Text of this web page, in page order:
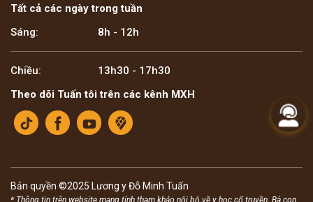
Tất cả các ngày trong tuần
Sáng:
8h - 12h
Chiều:
13h30 - 17h30
Theo dõi Tuấn tôi trên các kênh MXH
Bản quyền ©2025 Lương y Đỗ Minh Tuấn